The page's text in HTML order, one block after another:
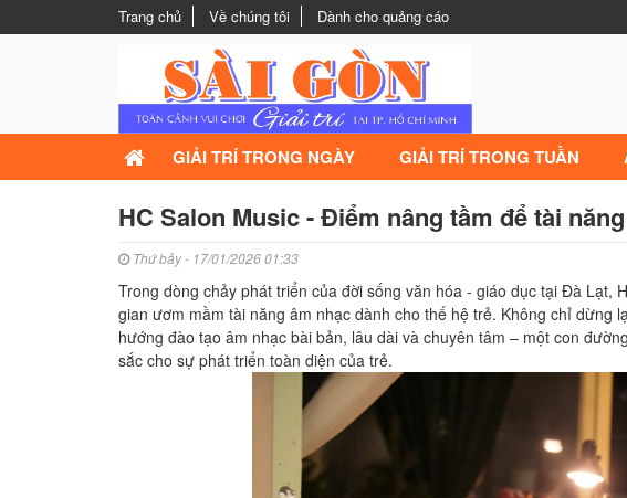
Trang chủ Về chúng tôi Dành cho quảng cáo
GIẢI TRÍ TRONG NGÀY GIẢI TRÍ TRONG TUẦN
HC Salon Music - Điểm nâng tầm để tài
Thứ bảy - 17/01/2026 01:33
Trong dòng chảy phát triển của đời sống văn hóa - giáo dục tại Đà Lạt,
gian ươm mầm tài năng âm nhạc dành cho thế hệ trẻ. Không chỉ dừng
hướng đào tạo âm nhạc bài bản, lâu dài và chuyên tâm – một con
sắc cho sự phát triển toàn diện của trẻ.